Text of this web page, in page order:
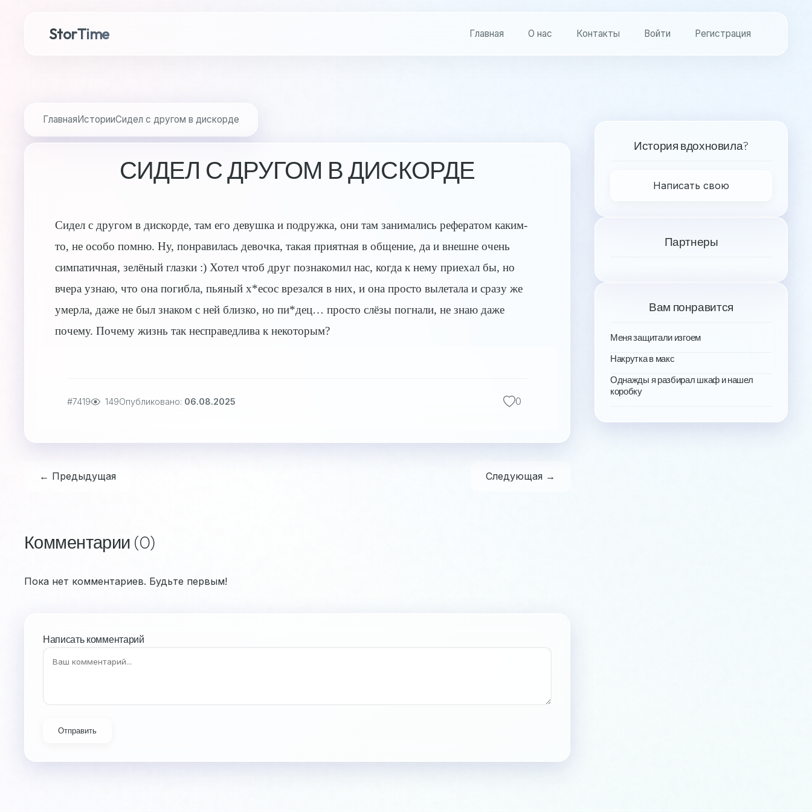
StorTime Главная О нас Контакты Войти Регистрация
ГлавнаяИсторииСидел с другом в дискорде
СИДЕЛ С ДРУГОМ В ДИСКОРДЕ
Сидел с другом в дискорде, там его девушка и подружка, они там занимались рефератом каким-
то, не особо помню. Ну, понравилась девочка, такая приятная в общение, да и внешне очень
симпатичная, зелёный глазки :) Хотел чтоб друг познакомил нас, когда к нему приехал бы, но
вчера узнаю, что она погибла, пьяный х*есос врезался в них, и она просто вылетала и сразу же
умерла, даже не был знаком с ней близко, но пи*дец… просто слёзы погнали, не знаю даже
почему. Почему жизнь так несправедлива к некоторым?
#7419 149Опубликовано: 06.08.2025 0
← Предыдущая Следующая →
Комментарии (0)
Пока нет комментариев. Будьте первым!
Написать комментарий
Отправить
История вдохновила?
Написать свою
Партнеры
Вам понравится
Меня защитали изгоем
Накрутка в макс
Однажды я разбирал шкаф и нашел
коробку